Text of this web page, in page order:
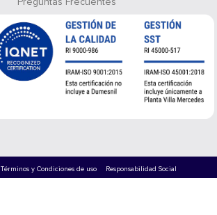
Preguntas Frecuentes
Términos y Condiciones de uso Responsabilidad Social